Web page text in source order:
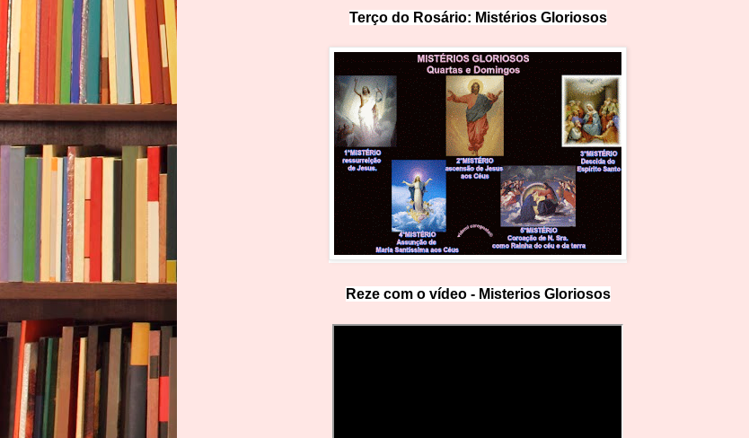
Terço do Rosário: Mistérios Gloriosos
Reze com o vídeo - Misterios Gloriosos